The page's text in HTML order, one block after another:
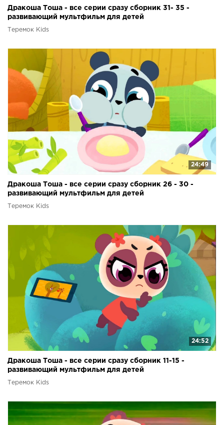
Дракоша Тоша - все серии сразу сборник 31- 35 -
развивающий мультфильм для детей
Теремок Kids
24:49
Дракоша Тоша - все серии сразу сборник 26 - 30 -
развивающий мультфильм для детей
Теремок Kids
24:52
Дракоша Тоша - все серии сразу сборник 11-15 -
развивающий мультфильм для детей
Теремок Kids